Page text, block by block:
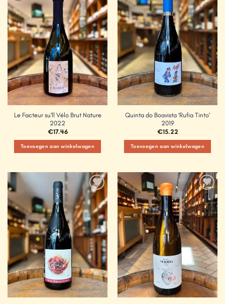
Add to
Wishlist
Le Facteur su’ll Vélo Brut Nature
2022
€17.46
Toevoegen aan winkelwagen
Add to
Wishlist
Quinta do Boavista ‘Rufia Tinto’
2019
€15.22
Toevoegen aan winkelwagen
Add to
Wishlist
Add to
Wishlist